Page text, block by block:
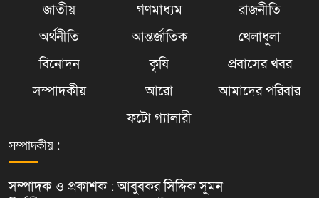
জাতীয়
গণমাধ্যম
রাজনীতি
অর্থনীতি
আন্তর্জাতিক
খেলাধুলা
বিনোদন
কৃষি
প্রবাসের খবর
সম্পাদকীয়
আরো
আমাদের পরিবার
ফটো গ্যালারী
সম্পাদকীয় :
সম্পাদক ও প্রকাশক : আবুবকর সিদ্দিক সুমন